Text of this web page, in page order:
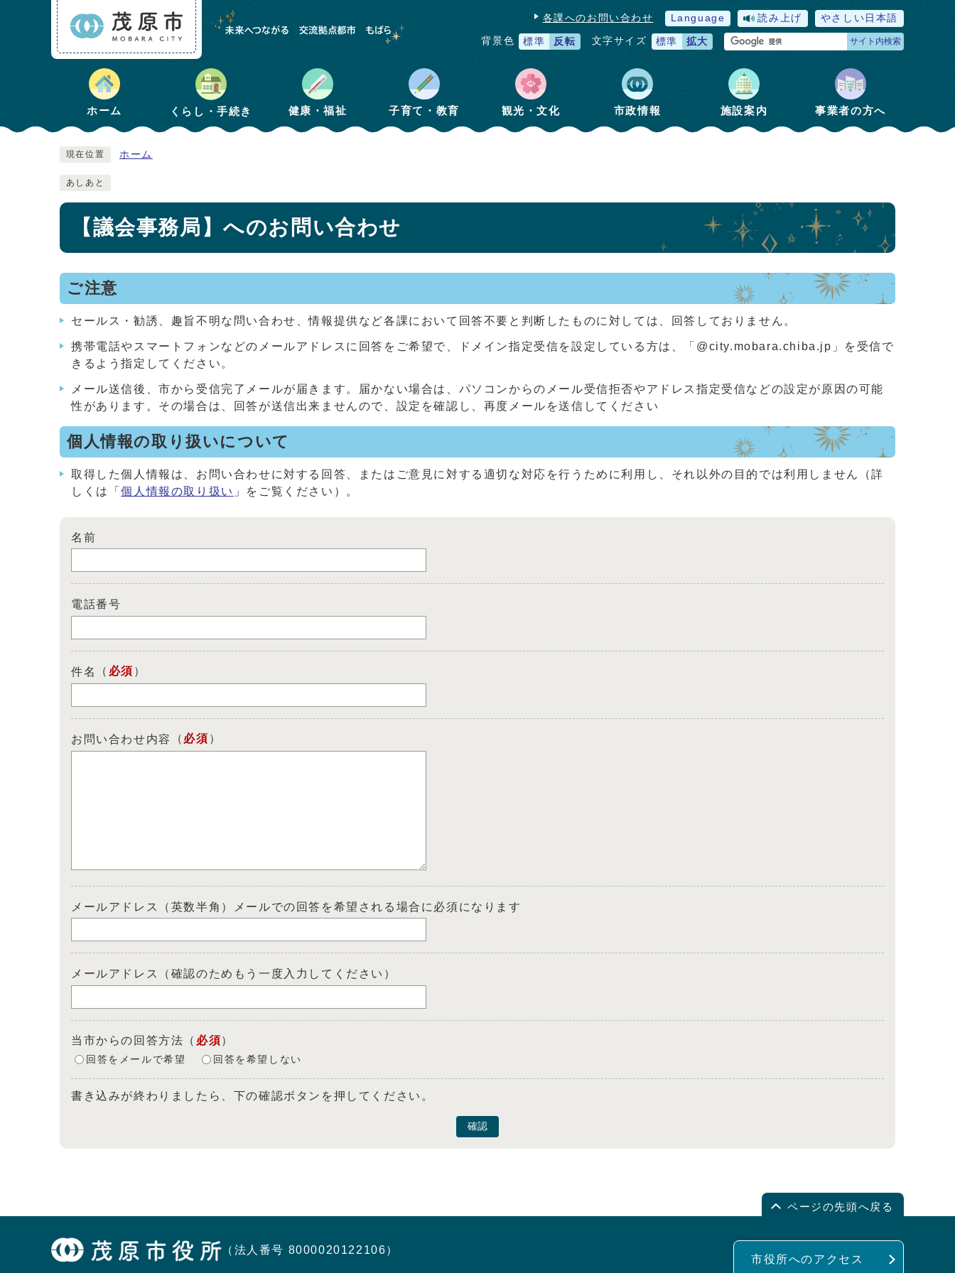
各課へのお問い合わせ Language 読み上げ やさしい日本語
背景色 標準 反転 文字サイズ 標準 拡大 サイト内検索
ホーム くらし・手続き 健康・福祉 子育て・教育 観光・文化 市政情報 施設案内 事業者の方へ
現在位置 ホーム
あしあと
【議会事務局】へのお問い合わせ
ご注意
セールス・勧誘、趣旨不明な問い合わせ、情報提供など各課において回答不要と判断したものに対しては、回答しておりません。
携帯電話やスマートフォンなどのメールアドレスに回答をご希望で、ドメイン指定受信を設定している方は、「@city.mobara.chiba.jp」を受信で
きるよう指定してください。
メール送信後、市から受信完了メールが届きます。届かない場合は、パソコンからのメール受信拒否やアドレス指定受信などの設定が原因の可能
性があります。その場合は、回答が送信出来ませんので、設定を確認し、再度メールを送信してください
個人情報の取り扱いについて
取得した個人情報は、お問い合わせに対する回答、またはご意見に対する適切な対応を行うために利用し、それ以外の目的では利用しません（詳
しくは「個人情報の取り扱い 」をご覧ください）。
名前
電話番号
件名 （ 必須 ）
お問い合わせ内容 （ 必須 ）
メールアドレス（英数半角）メールでの回答を希望される場合に必須になります
メールアドレス（確認のためもう一度入力してください）
当市からの回答方法 （ 必須）
回答をメールで希望 回答を希望しない
書き込みが終わりましたら、下の確認ボタンを押してください。
確認
ページの先頭へ戻る
（法人番号 8000020122106）
市役所へのアクセス